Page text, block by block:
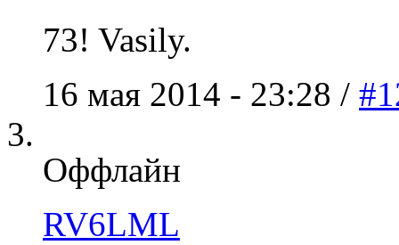
73! Vasily.
16 мая 2014 - 23:28 /
Оффлайн
RV6LML